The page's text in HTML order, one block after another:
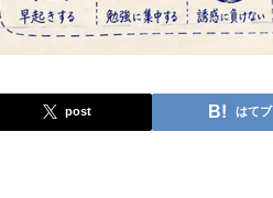
post はてブ